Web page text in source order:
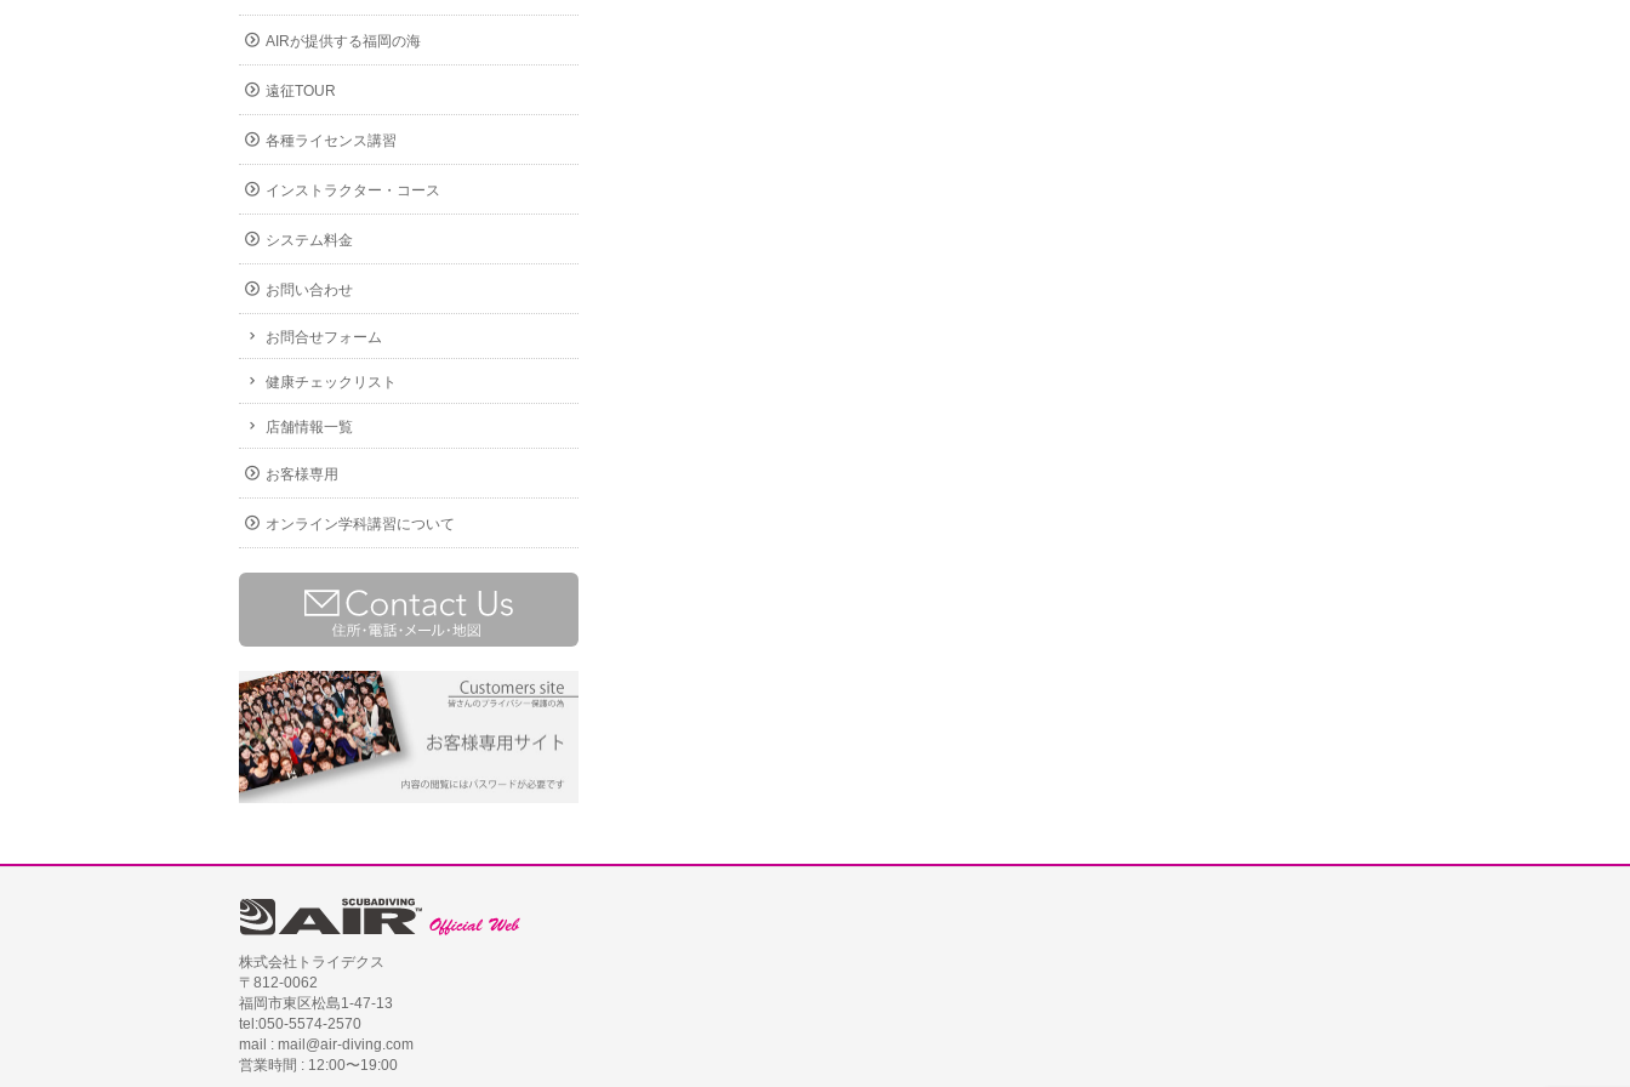
AIRが提供する福岡の海
遠征TOUR
各種ライセンス講習
インストラクター・コース
システム料金
お問い合わせ
お問合せフォーム
健康チェックリスト
店舗情報一覧
お客様専用
オンライン学科講習について
株式会社トライデクス
〒812-0062
福岡市東区松島1-47-13
tel:050-5574-2570
mail : mail@air-diving.com
営業時間 : 12:00〜19:00